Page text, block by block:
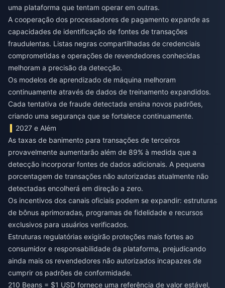
uma plataforma que tentam operar em outras.
A cooperação dos processadores de pagamento expande as
capacidades de identificação de fontes de transações
fraudulentas. Listas negras compartilhadas de credenciais
comprometidas e operações de revendedores conhecidas
melhoram a precisão da detecção.
Os modelos de aprendizado de máquina melhoram
continuamente através de dados de treinamento expandidos.
Cada tentativa de fraude detectada ensina novos padrões,
criando uma segurança que se fortalece continuamente.
2027 e Além
As taxas de banimento para transações de terceiros
provavelmente aumentarão além de 89% à medida que a
detecção incorporar fontes de dados adicionais. A pequena
porcentagem de transações não autorizadas atualmente não
detectadas encolherá em direção a zero.
Os incentivos dos canais oficiais podem se expandir: estruturas
de bônus aprimoradas, programas de fidelidade e recursos
exclusivos para usuários verificados.
Estruturas regulatórias exigirão proteções mais fortes ao
consumidor e responsabilidade da plataforma, prejudicando
ainda mais os revendedores não autorizados incapazes de
cumprir os padrões de conformidade.
210 Beans = $1 USD fornece uma referência de valor estável,